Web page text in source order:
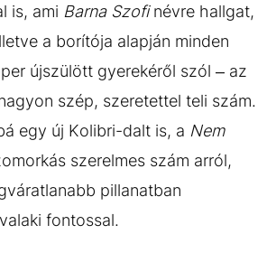
is, ami Barna Szofinévre hallgat,
a borítója alapján minden
újszülött gyerekéről szól – az
szép, szeretettel teli szám.
egy új Kolibri-dalt is, a Nem
szerelmes szám arról,
pillanatban
fontossal.